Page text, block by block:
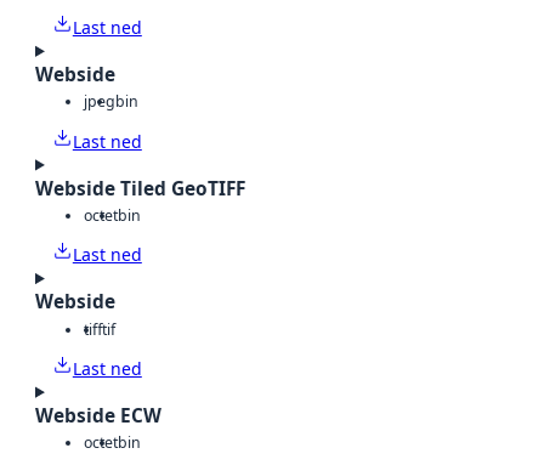
Last ned
Webside
jpegbin
Last ned
Webside Tiled GeoTIFF
octetbin
Last ned
Webside
tifftif
Last ned
Webside ECW
octetbin